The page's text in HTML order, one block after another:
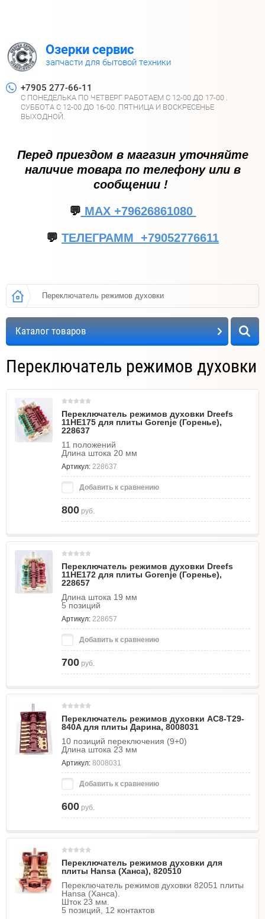
Озерки сервис
запчасти для бытовой техники
+7905 277-66-11
С ПОНЕДЕЛЬКА ПО ЧЕТВЕРГ РАБОТАЕМ С 12-00 ДО 17-00 .
СУББОТА С 12-00 ДО 16-00. ПЯТНИЦА И ВОСКРЕСЕНЬЕ
ВЫХОДНОЙ.
Перед приездом в магазин уточняйте
наличие товара по телефону или в
сообщении !
💬 МАХ +79626861080
💬 ТЕЛЕГРАММ +79052776611
Переключатель режимов духовки
Каталог товаров
Переключатель режимов духовки
Переключатель режимов духовки Dreefs
11HE175 для плиты Gorenje (Горенье),
228637
11 положений
Длина штока 20 мм
Артикул: 228637
Добавить к сравнению
800 руб.
Переключатель режимов духовки Dreefs
11HE172 для плиты Gorenje (Горенье),
228657
Длина штока 19 мм
5 позиций
Артикул: 228657
Добавить к сравнению
700 руб.
Переключатель режимов духовки AC8-T29-
840A для плиты Дарина, 8008031
10 позиций переключения (9+0)
Длина штока 23 мм
Артикул: 8008031
Добавить к сравнению
600 руб.
Переключатель режимов духовки для
плиты Hansa (Ханса), 820510
Переключатель режимов духовки 82051 плиты
Hansa (Ханса).
Шток 23 мм.
5 позиций, 12 контактов